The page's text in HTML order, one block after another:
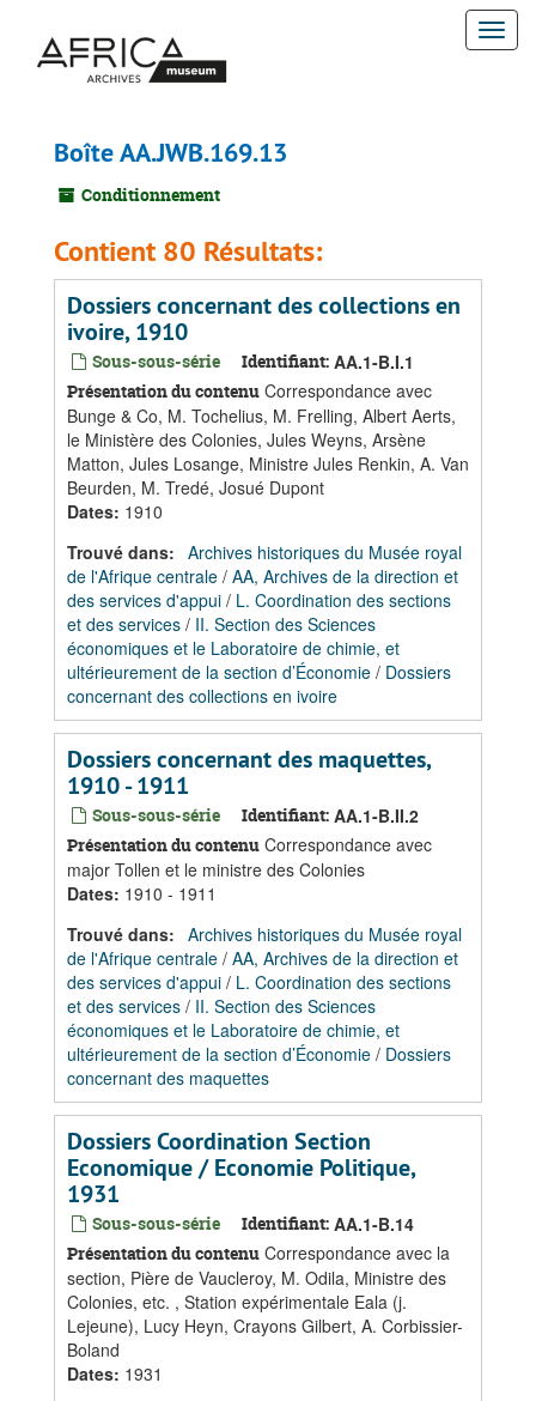
contenu
Boîte AA.JWB.169.13
Conditionnement
Contient 80 Résultats:
Dossiers concernant des collections en
ivoire, 1910
Sous-sous-série Identifiant: AA.1-B.I.1
Présentation du contenu Correspondance avec
Bunge & Co, M. Tochelius, M. Frelling, Albert Aerts,
le Ministère des Colonies, Jules Weyns, Arsène
Matton, Jules Losange, Ministre Jules Renkin, A. Van
Beurden, M. Tredé, Josué Dupont
Dates: 1910
Trouvé dans: Archives historiques du Musée royal
de l'Afrique centrale / AA, Archives de la direction et
des services d'appui / L. Coordination des sections
et des services / II. Section des Sciences
économiques et le Laboratoire de chimie, et
ultérieurement de la section d’Économie / Dossiers
concernant des collections en ivoire
Dossiers concernant des maquettes,
1910 - 1911
Sous-sous-série Identifiant: AA.1-B.II.2
Présentation du contenu Correspondance avec
major Tollen et le ministre des Colonies
Dates: 1910 - 1911
Trouvé dans: Archives historiques du Musée royal
de l'Afrique centrale / AA, Archives de la direction et
des services d'appui / L. Coordination des sections
et des services / II. Section des Sciences
économiques et le Laboratoire de chimie, et
ultérieurement de la section d’Économie / Dossiers
concernant des maquettes
Dossiers Coordination Section
Economique / Economie Politique,
1931
Sous-sous-série Identifiant: AA.1-B.14
Présentation du contenu Correspondance avec la
section, Pière de Vaucleroy, M. Odila, Ministre des
Colonies, etc. , Station expérimentale Eala (j.
Lejeune), Lucy Heyn, Crayons Gilbert, A. Corbissier-
Boland
Dates: 1931